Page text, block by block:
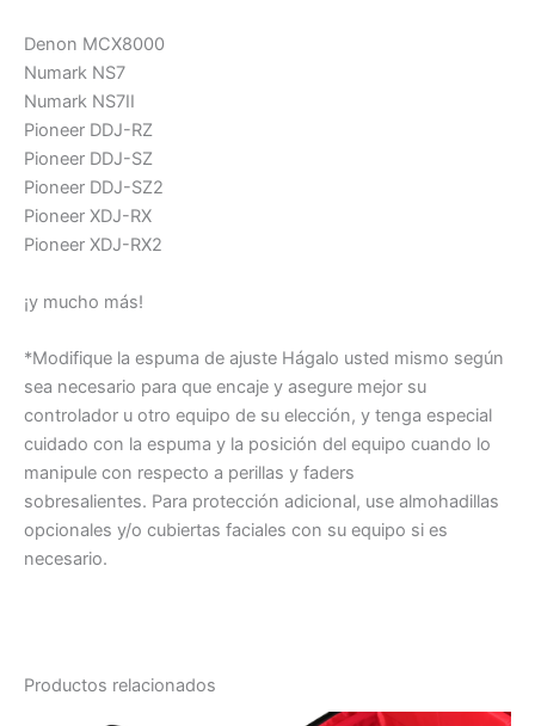
Denon MCX8000
Numark NS7
Numark NS7II
Pioneer DDJ-RZ
Pioneer DDJ-SZ
Pioneer DDJ-SZ2
​​Pioneer XDJ-RX
Pioneer XDJ-RX2
¡y mucho más!
*Modifique la espuma de ajuste Hágalo usted mismo según
sea necesario para que encaje y asegure mejor su
controlador u otro equipo de su elección, y tenga especial
cuidado con la espuma y la posición del equipo cuando lo
manipule con respecto a perillas y faders
sobresalientes. Para protección adicional, use almohadillas
opcionales y/o cubiertas faciales con su equipo si es
necesario.
Productos relacionados